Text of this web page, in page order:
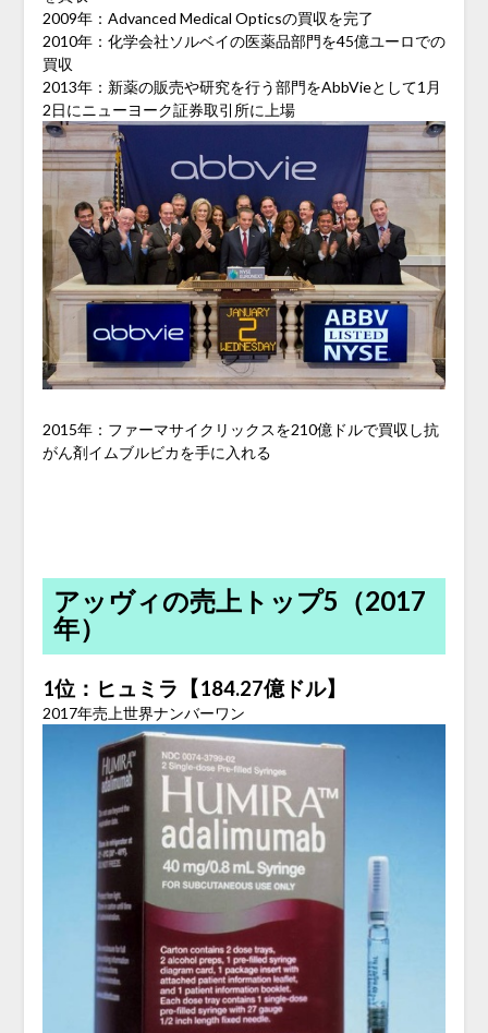
2009年：Advanced Medical Opticsの買収を完了
2010年：化学会社ソルベイの医薬品部門を45億ユーロでの
買収
2013年：新薬の販売や研究を行う部門をAbbVieとして1月
2日にニューヨーク証券取引所に上場
2015年：ファーマサイクリックスを210億ドルで買収し抗
がん剤イムブルビカを手に入れる
アッヴィの売上トップ5（2017
年）
1位：ヒュミラ【184.27億ドル】
2017年売上世界ナンバーワン